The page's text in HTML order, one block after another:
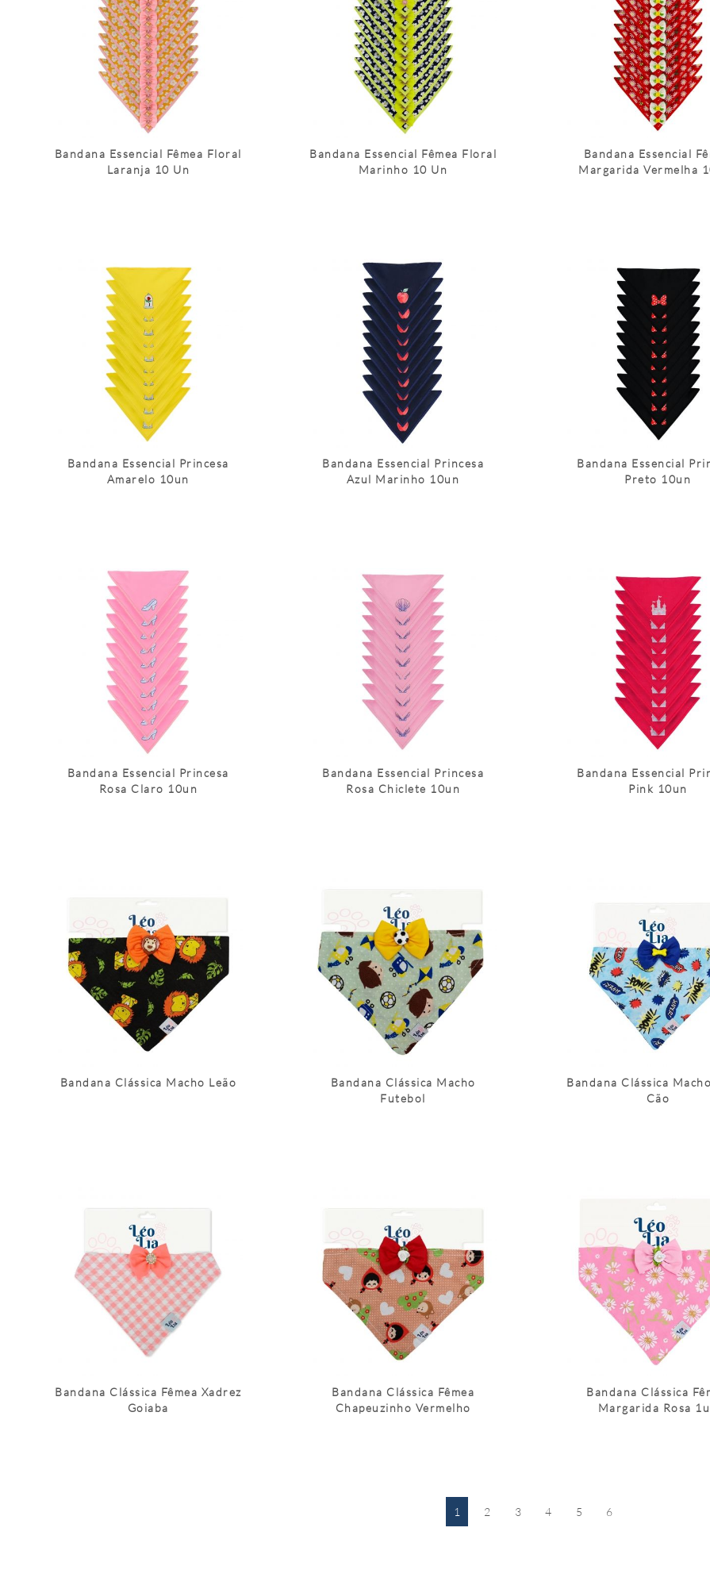
Bandana Essencial Fêmea Floral
Laranja 10 Un
Bandana Essencial Fêmea Floral
Marinho 10 Un
Bandana Essencial
Margarida Vermelha
Bandana Essencial Princesa
Amarelo 10un
Bandana Essencial Princesa
Azul Marinho 10un
Bandana Essencial
Preto 10un
Bandana Essencial Princesa
Rosa Claro 10un
Bandana Essencial Princesa
Rosa Chiclete 10un
Bandana Essencial
Pink 10un
Bandana Clássica Macho Leão
Bandana Clássica Macho
Futebol
Bandana Clássica
Cão
Bandana Clássica Fêmea Xadrez
Goiaba
Bandana Clássica Fêmea
Chapeuzinho Vermelho
Bandana Clássica
Margarida Rosa
1 2 3 4 5 6